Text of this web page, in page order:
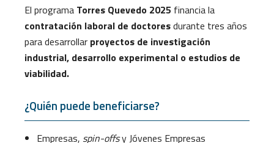
El programa Torres Quevedo 2025 financia la
contratación laboral de doctoresdurante tres años
para desarrollar proyectos de investigación
industrial, desarrollo experimental o estudios de
viabilidad.
¿Quién puede beneficiarse?
Empresas, spin-offsy Jóvenes Empresas